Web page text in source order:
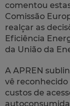
comentou
Comissão
realçar as
Eficiência
da União da
A APREN
vê
custos de